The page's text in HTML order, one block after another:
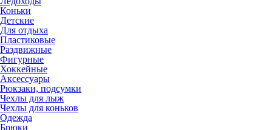
Коньки
Детские
Для отдыха
Пластиковые
Раздвижные
Фигурные
Хоккейные
Аксессуары
Рюкзаки, подсумки
Чехлы для лыж
Чехлы для коньков
Одежда
Брюки